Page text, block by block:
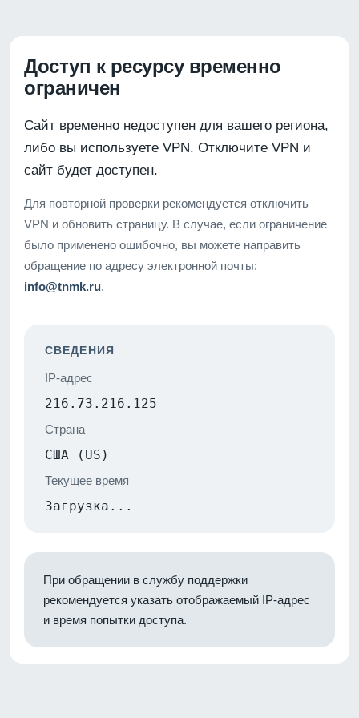
Доступ к ресурсу временно
ограничен
Сайт временно недоступен для вашего региона,
либо вы используете VPN. Отключите VPN и
сайт будет доступен.
Для повторной проверки рекомендуется отключить
VPN и обновить страницу. В случае, если ограничение
было применено ошибочно, вы можете направить
обращение по адресу электронной почты:
info@tnmk.ru.
СВЕДЕНИЯ
IP-адрес
216.73.216.125
Страна
США (US)
Текущее время
Загрузка...
При обращении в службу поддержки
рекомендуется указать отображаемый IP-адрес
и время попытки доступа.